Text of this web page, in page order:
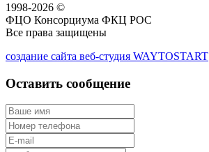
1998-2026 ©
ФЦО Консорциума ФКЦ РОС
Все права защищены
создание сайта веб-студия WAYTOSTART
Оставить сообщение